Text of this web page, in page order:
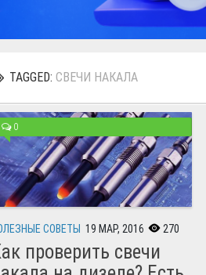
TAGGED: СВЕЧИ НАКАЛА
0
СОВЕТЫ 19 МАР, 2016 270
проверить свечи